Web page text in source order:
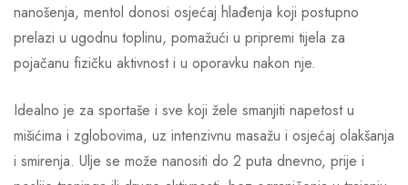
nanošenja, mentol donosi osjećaj hlađenja koji postupno
prelazi u ugodnu toplinu, pomažući u pripremi tijela za
pojačanu fizičku aktivnost i u oporavku nakon nje.
Idealno je za sportaše i sve koji žele smanjiti napetost u
mišićima i zglobovima, uz intenzivnu masažu i osjećaj olakšanja
i smirenja. Ulje se može nanositi do 2 puta dnevno, prije i